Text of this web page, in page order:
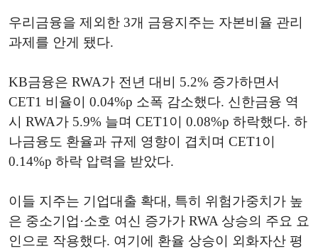
우리금융을 제외한 3개 금융지주는 자본비율 관리
과제를 안게 됐다.
KB금융은 RWA가 전년 대비 5.2% 증가하면서
CET1 비율이 0.04%p 소폭 감소했다. 신한금융 역
시 RWA가 5.9% 늘며 CET1이 0.08%p 하락했다. 하
나금융도 환율과 규제 영향이 겹치며 CET1이
0.14%p 하락 압력을 받았다.
이들 지주는 기업대출 확대, 특히 위험가중치가 높
은 중소기업·소호 여신 증가가 RWA 상승의 주요 요
인으로 작용했다. 여기에 환율 상승이 외화자산 평